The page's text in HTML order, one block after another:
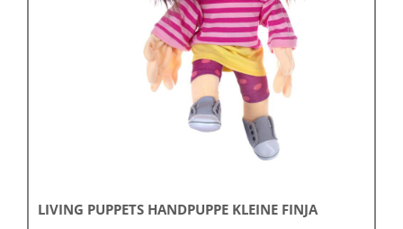
LIVING PUPPETS HANDPUPPE KLEINE FINJA